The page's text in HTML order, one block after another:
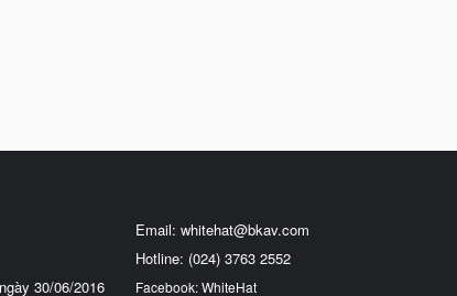
30/06/2016
Email: whitehat@bkav.com
Hotline: (024) 3763 2552
Facebook: WhiteHat